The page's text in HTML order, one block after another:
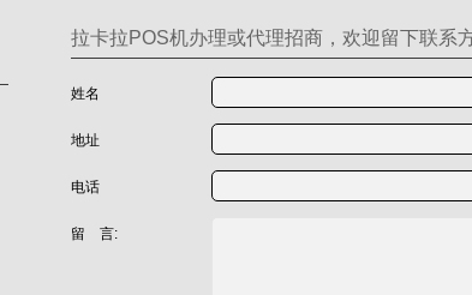
拉卡拉POS机办理或代理招商，欢迎留下联系
姓名
地址
电话
留 言: